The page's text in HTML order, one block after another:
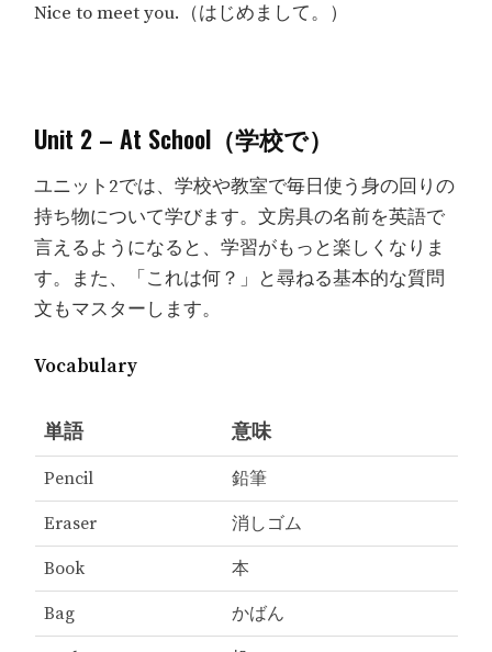
Nice to meet you.（はじめまして。）
Unit 2 – At School（学校で）
ユニット2では、学校や教室で毎日使う身の回りの
持ち物について学びます。文房具の名前を英語で
言えるようになると、学習がもっと楽しくなりま
す。また、「これは何？」と尋ねる基本的な質問
文もマスターします。
Vocabulary
単語 意味
Pencil 鉛筆
Eraser 消しゴム
Book 本
Bag かばん